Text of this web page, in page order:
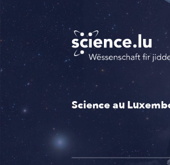
Skip
to
main
content
Science au